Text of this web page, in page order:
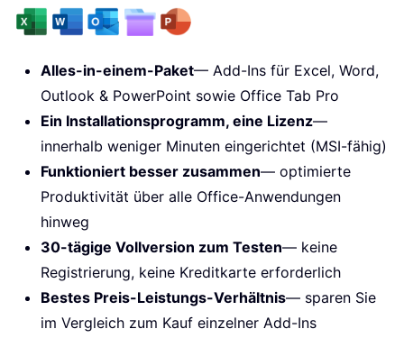
Alles-in-einem-Paket— Add-Ins für Excel, Word,
Outlook & PowerPoint sowie Office Tab Pro
Ein Installationsprogramm, eine Lizenz—
innerhalb weniger Minuten eingerichtet (MSI-fähig)
Funktioniert besser zusammen— optimierte
Produktivität über alle Office-Anwendungen
hinweg
30-tägige Vollversion zum Testen— keine
Registrierung, keine Kreditkarte erforderlich
Bestes Preis-Leistungs-Verhältnis— sparen Sie
im Vergleich zum Kauf einzelner Add-Ins